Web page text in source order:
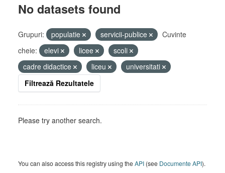
No datasets found
Grupuri: populatie servicii-publice
Cuvinte
cheie:
elevi licee
scoli
cadre didactice
liceu
universitati
Filtrează Rezultatele
Please try another search.
You can also access this registry using theAPI (see Documente API).